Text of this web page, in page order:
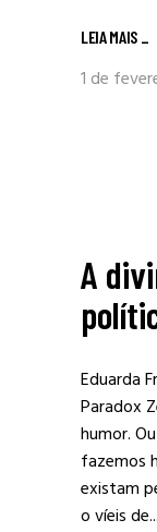
LEIA MAIS _
1 de
A
Eduarda
Paradox
humor.
fazemos
existam
o víeis de...